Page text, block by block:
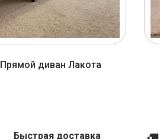
Прямой диван Лакота
Быстрая доставка